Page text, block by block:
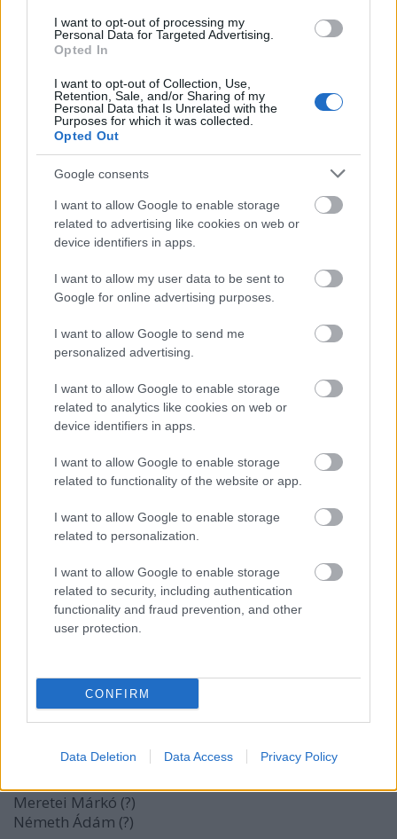
I want to opt-out of processing my
Personal Data for Targeted Advertising.
Opted In
I want to opt-out of Collection, Use,
Retention, Sale, and/or Sharing of my
Personal Data that Is Unrelated with the
Purposes for which it was collected.
Opted Out
Google consents
I want to allow Google to enable storage
related to advertising like cookies on web or
device identifiers in apps.
I want to allow my user data to be sent to
Google for online advertising purposes.
I want to allow Google to send me
personalized advertising.
I want to allow Google to enable storage
related to analytics like cookies on web or
device identifiers in apps.
I want to allow Google to enable storage
related to functionality of the website or app.
I want to allow Google to enable storage
related to personalization.
I want to allow Google to enable storage
related to security, including authentication
functionality and fraud prevention, and other
user protection.
CONFIRM
Data Deletion Data Access Privacy Policy
Tim Kehler(vezetőedző, CAN, Salmon Arm
Silverbacks, CAN, BCHL)
Hegyi Ádám(Dab.Docler)
Wéber Zsolt(Ferencváros)
Yashar Farmanara(CAN, University of Western
Ontario, CIS)
Szirányi Bence
(Briancon, FRA-1.)
Tyler Czuba (CAN, Montpellier, FRA-2.)
Clinton Atkinson(CAN, Coquitlam Express, BCHL)
Távozott:
Svasznek Bence(visszavonult)
Josh Bonar(CAN, Brassó)
Sapa Fehérvár AV19
Érkezett:
Pozsgai Tamás(Dab.Docler)
Tyler Metcalfe(Arisztan Temirtau, KAZ-1.)
Távozott:
Palkovics Krisztián(visszavonult)
Kiss Dávid (visszavonult)
Láda Balázs(Miskolci Jegesmedvék)
Justin DaCosta
Pleszkán József(UTE)
Kovács Viktor(UTE)
Maklári Erik(UTE)
Farkas Tamás(HSC Csíkszereda)
Sofron István(?)
Farkas Simon(Újpesti TE)
Reiter Richárd(Újpesti TE)
Dósa Dávid (?)
Meretei Márkó (?)
Németh Ádám (?)